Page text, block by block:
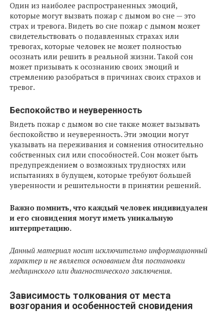
Один из наиболее распространенных эмоций,
которые могут вызвать пожар с дымом во сне — это
страх и тревога. Видеть во сне пожар с дымом может
свидетельствовать о подавленных страхах или
тревогах, которые человек не может полностью
осознать или решить в реальной жизни. Такой сон
может призывать к осознанию своих эмоций и
стремлению разобраться в причинах своих страхов и
тревог.
Беспокойство и неуверенность
Видеть пожар с дымом во сне также может вызывать
беспокойство и неуверенность. Эти эмоции могут
указывать на переживания и сомнения относительно
собственных сил или способностей. Сон может быть
предупреждением о возможных трудностях или
испытаниях в будущем, которые требуют большей
уверенности и решительности в принятии решений.
Важно помнить, что каждый человек индивидуален
и его сновидения могут иметь уникальную
интерпретацию.
Данный материал носит исключительно информационный
характер и не является основанием для постановки
медицинского или диагностического заключения.
Зависимость толкования от места
возгорания и особенностей сновидения